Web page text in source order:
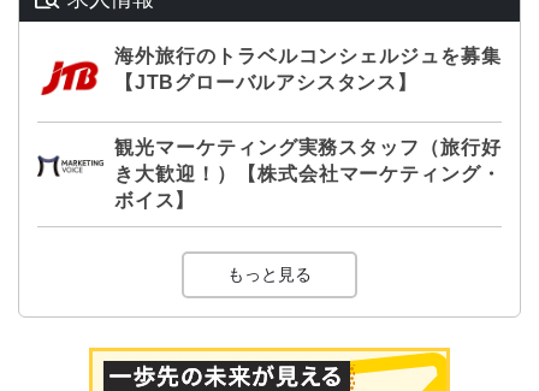
海外旅行のトラベルコンシェルジュを募集
【JTBグローバルアシスタンス】
観光マーケティング実務スタッフ（旅行好
き大歓迎！）【株式会社マーケティング・
ボイス】
もっと見る